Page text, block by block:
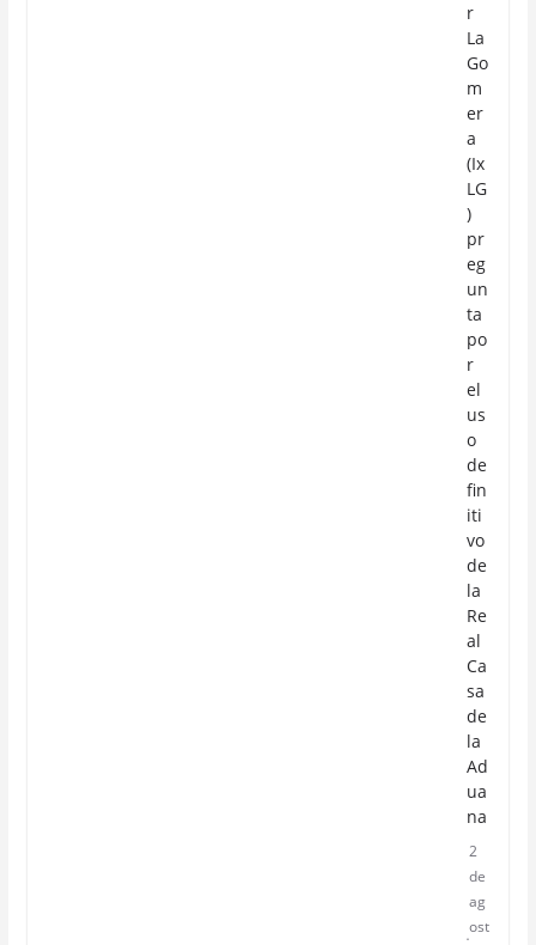
r
La
Go
m
er
a
(Ix
LG
)
pr
eg
un
ta
po
r
el
us
o
de
fin
iti
vo
de
la
Re
al
Ca
sa
de
la
Ad
ua
na
2
de
ag
ost